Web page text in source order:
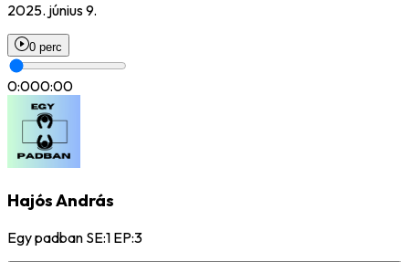
2025. június 9.
0 perc
0:000:00
Hajós András
Egy padban SE:1 EP:3